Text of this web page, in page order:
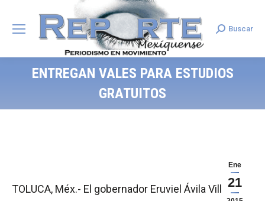
Search:
Buscar
ENTREGAN VALES PARA ESTUDIOS
GRATUITOS
Ene
21
TOLUCA, Méx.- El gobernador Eruviel Ávila Villegas